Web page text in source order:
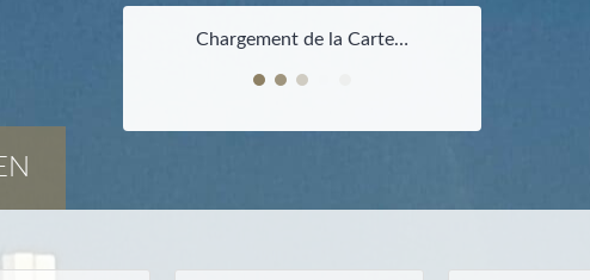
Chargement de la Carte…